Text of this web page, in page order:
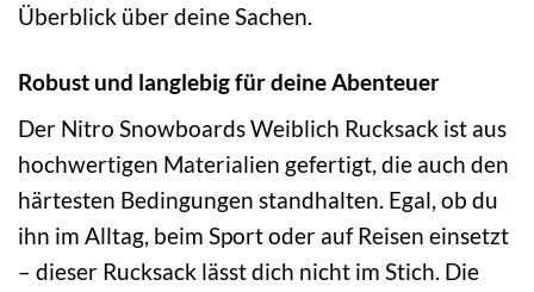
Überblick über deine Sachen.
Robust und langlebig für deine Abenteuer
Der Nitro Snowboards Weiblich Rucksack ist aus
hochwertigen Materialien gefertigt, die auch den
härtesten Bedingungen standhalten. Egal, ob du
ihn im Alltag, beim Sport oder auf Reisen einsetzt
– dieser Rucksack lässt dich nicht im Stich. Die